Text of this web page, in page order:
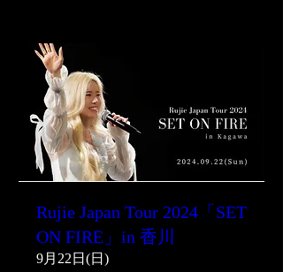
Rujie Japan Tour 2024「SET
ON FIRE」in 香川
9月22日(日)